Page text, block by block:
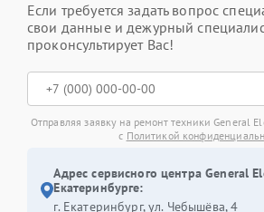
Если требуется задать вопрос
свои данные и дежурный
проконсультирует Вас!
Отправляя заявку на ремонт техники General
с Политикой
Адрес сервисного центра General
Екатеринбурге:
г. Екатеринбург, ул. Чебышёва, 4